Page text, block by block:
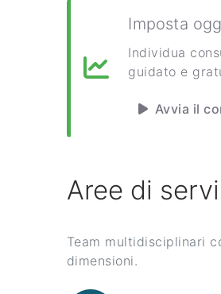
Imposta
Individua
guidato e
Avvia il
Aree di
Team multidisciplinari
dimensioni.